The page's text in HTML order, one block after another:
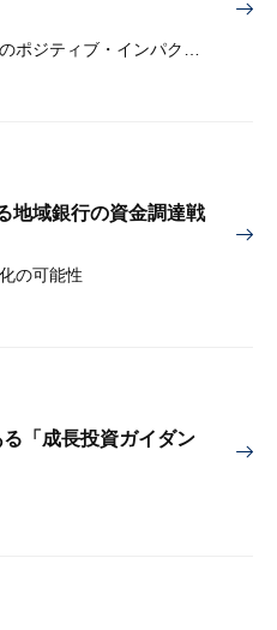
株式相場の上昇の影響で、開示のポジティブ・インパクトは低下
地域銀行の資金調達戦
の可能性
「成長投資ガイダン